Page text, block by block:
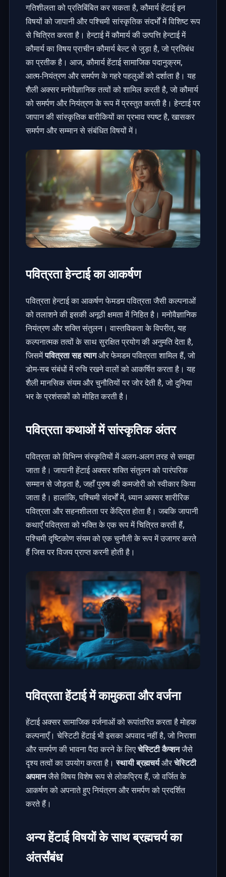
गतिशीलता को प्रतिबिंबित कर सकता है, कौमार्य हेंटाई इन
विषयों को जापानी और पश्चिमी सांस्कृतिक संदर्भों में विशिष्ट रूप
से चित्रित करता है।हेन्टाई में कौमार्य की उत्पत्ति हेन्टाई में
कौमार्य का विषय प्राचीन कौमार्य बेल्ट से जुड़ा है, जो प्रतिबंध
का प्रतीक है। आज, कौमार्य हेंटाई सामाजिक पदानुक्रम,
आत्म-नियंत्रण और समर्पण के गहरे पहलुओं को दर्शाता है। यह
शैली अक्सर मनोवैज्ञानिक तत्वों को शामिल करती है, जो कौमार्य
को समर्पण और नियंत्रण के रूप में प्रस्तुत करती है। हेन्टाई पर
जापान की सांस्कृतिक बारीकियों का प्रभाव स्पष्ट है, खासकर
समर्पण और सम्मान से संबंधित विषयों में।
पवित्रता हेन्टाई का आकर्षण
पवित्रता हेन्टाई का आकर्षण फेमडम पवित्रता जैसी कल्पनाओं
को तलाशने की इसकी अनूठी क्षमता में निहित है। मनोवैज्ञानिक
नियंत्रण और शक्ति संतुलन। वास्तविकता के विपरीत, यह
कल्पनात्मक तत्वों के साथ सुरक्षित प्रयोग की अनुमति देता है,
जिसमेंपवित्रता सह त्यागऔरफेमडम पवित्रताशामिल हैं, जो
डोम-सब संबंधों में रुचि रखने वालों को आकर्षित करता है। यह
शैली मानसिक संयम और चुनौतियों पर जोर देती है, जो दुनिया
भर के प्रशंसकों को मोहित करती है।
पवित्रता कथाओं में सांस्कृतिक अंतर
पवित्रता को विभिन्न संस्कृतियों में अलग-अलग तरह से समझा
जाता है। जापानी हेंटाई अक्सरशक्ति संतुलनको पारंपरिक
सम्मान से जोड़ता है, जहाँ पुरुष की कमजोरी को स्वीकार किया
जाता है। हालांकि, पश्चिमी संदर्भों में, ध्यान अक्सर शारीरिक
पवित्रता और सहनशीलता पर केंद्रित होता है। जबकि जापानी
कथाएँ पवित्रता को भक्ति के एक रूप में चित्रित करती हैं,
पश्चिमी दृष्टिकोण संयम को एक चुनौती के रूप में उजागर करते
हैं जिस पर विजय प्राप्त करनी होती है।
पवित्रता हेंटाई में कामुकता और वर्जना
हेंटाई अक्सर सामाजिक वर्जनाओं को रूपांतरित करता है मोहक
कल्पनाएँ। चेस्टिटी हेंटाई भी इसका अपवाद नहीं है, जो निराशा
और समर्पण की भावना पैदा करने के लिएचेस्टिटी कैप्शनजैसे
दृश्य तत्वों का उपयोग करता है।स्थायी ब्रह्मचर्यऔरचेस्टिटी
अपमानजैसे विषय विशेष रूप से लोकप्रिय हैं, जो वर्जित के
आकर्षण को अपनाते हुए नियंत्रण और समर्पण को प्रदर्शित
करते हैं।
अन्य हेंटाई विषयों के साथ ब्रह्मचर्य का
अंतर्संबंध